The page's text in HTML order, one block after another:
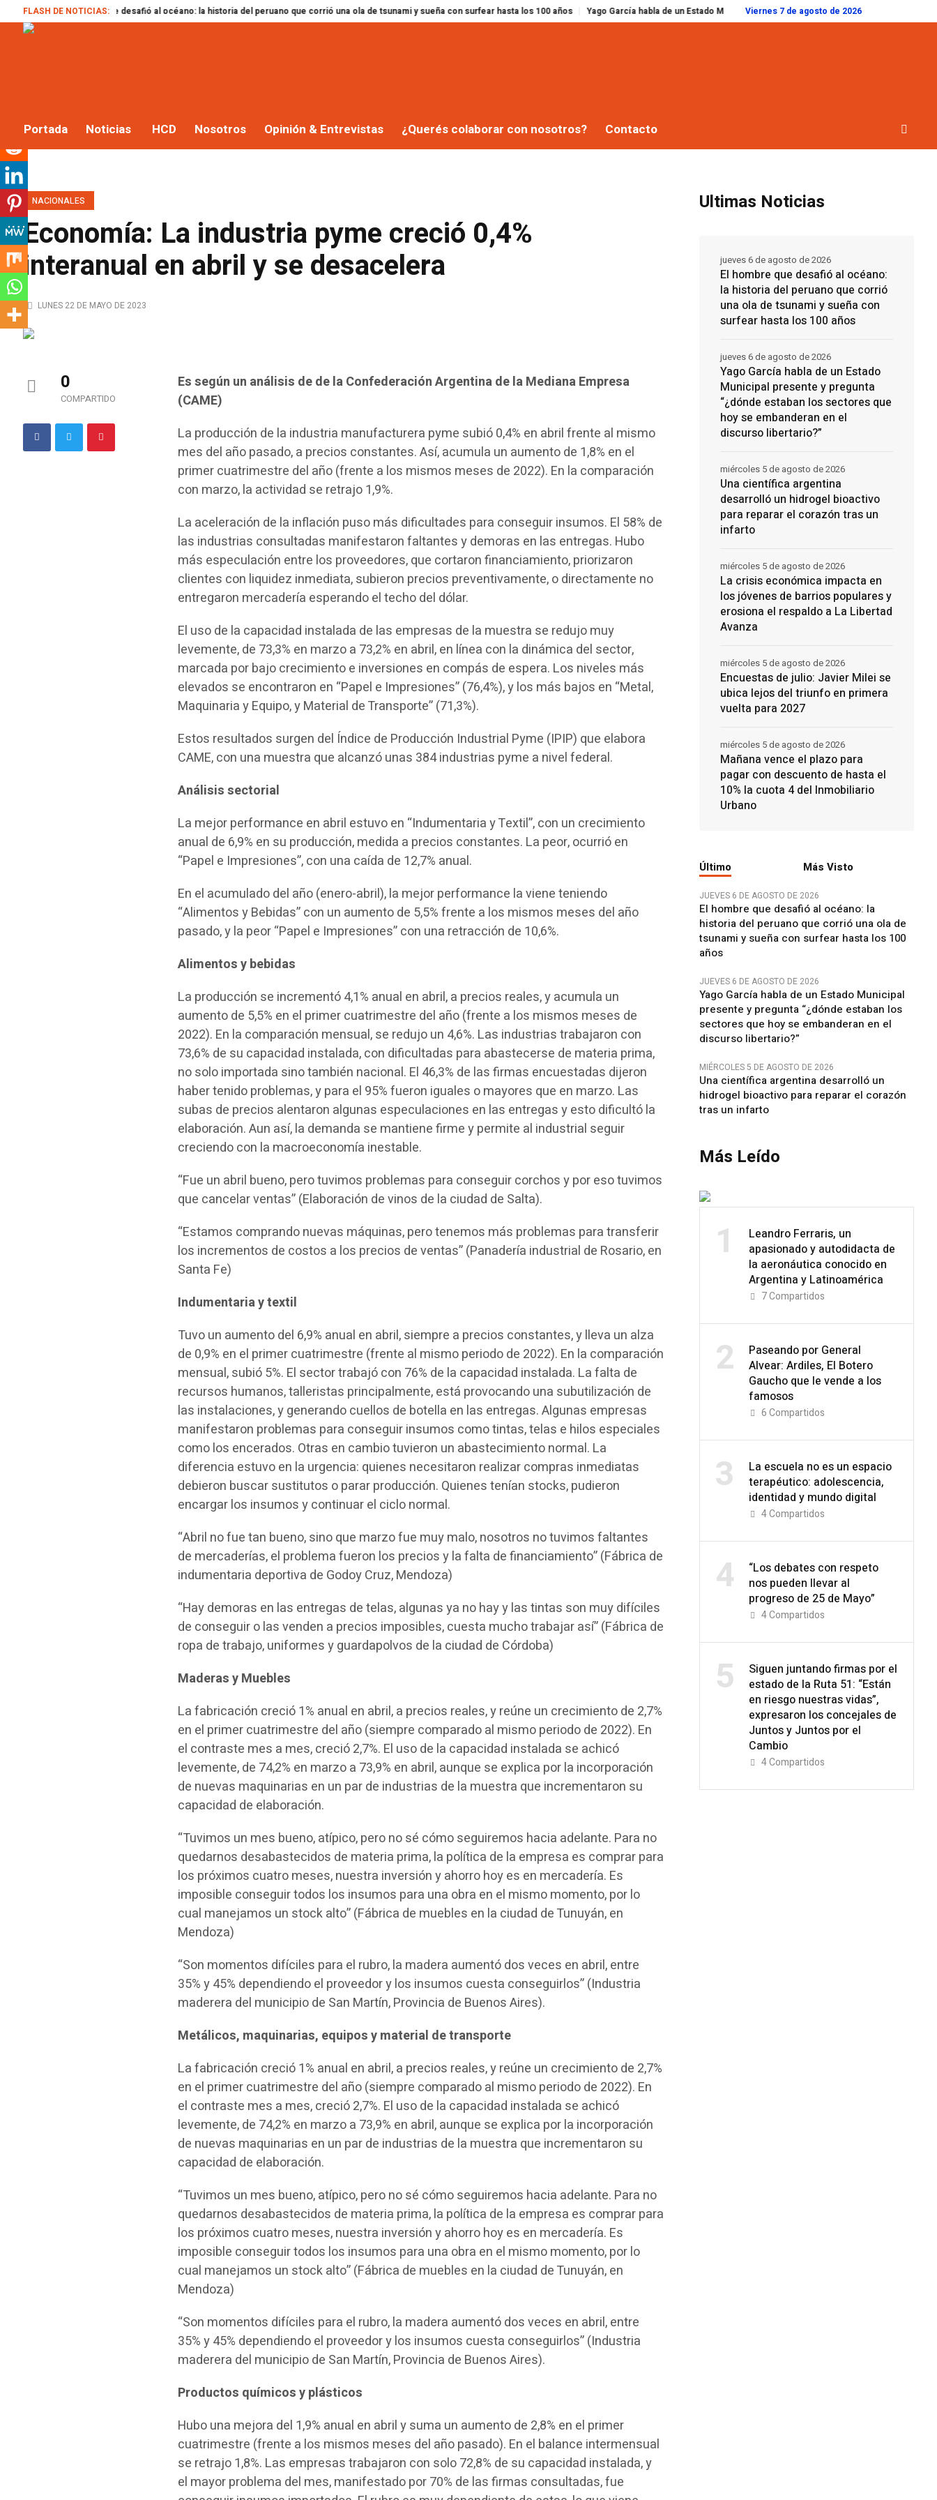
FLASH DE NOTICIAS:
que desafió al océano: la historia del peruano que corrió una ola de tsunami y sueña con surfear hasta los 100 años Yago García habla de un Estado Municipal presente y pregunta “¿dónde estaban los sectores que hoy
Viernes 7 de agosto de 2026
Portada Noticias HCD Nosotros Opinión & Entrevistas ¿Querés colaborar con nosotros? Contacto
NACIONALES
Economía: La industria pyme creció 0,4%
interanual en abril y se desacelera
LUNES 22 DE MAYO DE 2023
0
COMPARTIDO
Es según un análisis de de la Confederación Argentina de la Mediana Empresa
(CAME)
La producción de la industria manufacturera pyme subió 0,4% en abril frente al mismo
mes del año pasado, a precios constantes. Así, acumula un aumento de 1,8% en el
primer cuatrimestre del año (frente a los mismos meses de 2022). En la comparación
con marzo, la actividad se retrajo 1,9%.
La aceleración de la inflación puso más dificultades para conseguir insumos. El 58% de
las industrias consultadas manifestaron faltantes y demoras en las entregas. Hubo
más especulación entre los proveedores, que cortaron financiamiento, priorizaron
clientes con liquidez inmediata, subieron precios preventivamente, o directamente no
entregaron mercadería esperando el techo del dólar.
El uso de la capacidad instalada de las empresas de la muestra se redujo muy
levemente, de 73,3% en marzo a 73,2% en abril, en línea con la dinámica del sector,
marcada por bajo crecimiento e inversiones en compás de espera. Los niveles más
elevados se encontraron en “Papel e Impresiones” (76,4%), y los más bajos en “Metal,
Maquinaria y Equipo, y Material de Transporte” (71,3%).
Estos resultados surgen del Índice de Producción Industrial Pyme (IPIP) que elabora
CAME, con una muestra que alcanzó unas 384 industrias pyme a nivel federal.
Análisis sectorial
La mejor performance en abril estuvo en “Indumentaria y Textil”, con un crecimiento
anual de 6,9% en su producción, medida a precios constantes. La peor, ocurrió en
“Papel e Impresiones”, con una caída de 12,7% anual.
En el acumulado del año (enero-abril), la mejor performance la viene teniendo
“Alimentos y Bebidas” con un aumento de 5,5% frente a los mismos meses del año
pasado, y la peor “Papel e Impresiones” con una retracción de 10,6%.
Alimentos y bebidas
La producción se incrementó 4,1% anual en abril, a precios reales, y acumula un
aumento de 5,5% en el primer cuatrimestre del año (frente a los mismos meses de
2022). En la comparación mensual, se redujo un 4,6%. Las industrias trabajaron con
73,6% de su capacidad instalada, con dificultadas para abastecerse de materia prima,
no solo importada sino también nacional. El 46,3% de las firmas encuestadas dijeron
haber tenido problemas, y para el 95% fueron iguales o mayores que en marzo. Las
subas de precios alentaron algunas especulaciones en las entregas y esto dificultó la
elaboración. Aun así, la demanda se mantiene firme y permite al industrial seguir
creciendo con la macroeconomía inestable.
“Fue un abril bueno, pero tuvimos problemas para conseguir corchos y por eso tuvimos
que cancelar ventas” (Elaboración de vinos de la ciudad de Salta).
“Estamos comprando nuevas máquinas, pero tenemos más problemas para transferir
los incrementos de costos a los precios de ventas” (Panadería industrial de Rosario, en
Santa Fe)
Indumentaria y textil
Tuvo un aumento del 6,9% anual en abril, siempre a precios constantes, y lleva un alza
de 0,9% en el primer cuatrimestre (frente al mismo periodo de 2022). En la comparación
mensual, subió 5%. El sector trabajó con 76% de la capacidad instalada. La falta de
recursos humanos, talleristas principalmente, está provocando una subutilización de
las instalaciones, y generando cuellos de botella en las entregas. Algunas empresas
manifestaron problemas para conseguir insumos como tintas, telas e hilos especiales
como los encerados. Otras en cambio tuvieron un abastecimiento normal. La
diferencia estuvo en la urgencia: quienes necesitaron realizar compras inmediatas
debieron buscar sustitutos o parar producción. Quienes tenían stocks, pudieron
encargar los insumos y continuar el ciclo normal.
“Abril no fue tan bueno, sino que marzo fue muy malo, nosotros no tuvimos faltantes
de mercaderías, el problema fueron los precios y la falta de financiamiento” (Fábrica de
indumentaria deportiva de Godoy Cruz, Mendoza)
“Hay demoras en las entregas de telas, algunas ya no hay y las tintas son muy difíciles
de conseguir o las venden a precios imposibles, cuesta mucho trabajar así” (Fábrica de
ropa de trabajo, uniformes y guardapolvos de la ciudad de Córdoba)
Maderas y Muebles
La fabricación creció 1% anual en abril, a precios reales, y reúne un crecimiento de 2,7%
en el primer cuatrimestre del año (siempre comparado al mismo periodo de 2022). En
el contraste mes a mes, creció 2,7%. El uso de la capacidad instalada se achicó
levemente, de 74,2% en marzo a 73,9% en abril, aunque se explica por la incorporación
de nuevas maquinarias en un par de industrias de la muestra que incrementaron su
capacidad de elaboración.
“Tuvimos un mes bueno, atípico, pero no sé cómo seguiremos hacia adelante. Para no
quedarnos desabastecidos de materia prima, la política de la empresa es comprar para
los próximos cuatro meses, nuestra inversión y ahorro hoy es en mercadería. Es
imposible conseguir todos los insumos para una obra en el mismo momento, por lo
cual manejamos un stock alto” (Fábrica de muebles en la ciudad de Tunuyán, en
Mendoza)
“Son momentos difíciles para el rubro, la madera aumentó dos veces en abril, entre
35% y 45% dependiendo el proveedor y los insumos cuesta conseguirlos” (Industria
maderera del municipio de San Martín, Provincia de Buenos Aires).
Metálicos, maquinarias, equipos y material de transporte
La fabricación creció 1% anual en abril, a precios reales, y reúne un crecimiento de 2,7%
en el primer cuatrimestre del año (siempre comparado al mismo periodo de 2022). En
el contraste mes a mes, creció 2,7%. El uso de la capacidad instalada se achicó
levemente, de 74,2% en marzo a 73,9% en abril, aunque se explica por la incorporación
de nuevas maquinarias en un par de industrias de la muestra que incrementaron su
capacidad de elaboración.
“Tuvimos un mes bueno, atípico, pero no sé cómo seguiremos hacia adelante. Para no
quedarnos desabastecidos de materia prima, la política de la empresa es comprar para
los próximos cuatro meses, nuestra inversión y ahorro hoy es en mercadería. Es
imposible conseguir todos los insumos para una obra en el mismo momento, por lo
cual manejamos un stock alto” (Fábrica de muebles en la ciudad de Tunuyán, en
Mendoza)
“Son momentos difíciles para el rubro, la madera aumentó dos veces en abril, entre
35% y 45% dependiendo el proveedor y los insumos cuesta conseguirlos” (Industria
maderera del municipio de San Martín, Provincia de Buenos Aires).
Productos químicos y plásticos
Hubo una mejora del 1,9% anual en abril y suma un aumento de 2,8% en el primer
cuatrimestre (frente a los mismos meses del año pasado). En el balance intermensual
se retrajo 1,8%. Las empresas trabajaron con solo 72,8% de su capacidad instalada, y
el mayor problema del mes, manifestado por 70% de las firmas consultadas, fue
Ultimas Noticias
El hombre que desafió al océano:
la historia del peruano que corrió
una ola de tsunami y sueña con
surfear hasta los 100 años
jueves 6 de agosto de 2026
Yago García habla de un Estado
Municipal presente y pregunta
“¿dónde estaban los sectores que
hoy se embanderan en el
discurso libertario?”
jueves 6 de agosto de 2026
Una científica argentina
desarrolló un hidrogel bioactivo
para reparar el corazón tras un
infarto
miércoles 5 de agosto de 2026
La crisis económica impacta en
los jóvenes de barrios populares y
erosiona el respaldo a La Libertad
Avanza
miércoles 5 de agosto de 2026
Encuestas de julio: Javier Milei se
ubica lejos del triunfo en primera
vuelta para 2027
miércoles 5 de agosto de 2026
Mañana vence el plazo para
pagar con descuento de hasta el
10% la cuota 4 del Inmobiliario
Urbano
miércoles 5 de agosto de 2026
Último Más Visto
JUEVES 6 DE AGOSTO DE 2026
El hombre que desafió al océano: la
historia del peruano que corrió una ola de
tsunami y sueña con surfear hasta los 100
años
JUEVES 6 DE AGOSTO DE 2026
Yago García habla de un Estado Municipal
presente y pregunta “¿dónde estaban los
sectores que hoy se embanderan en el
discurso libertario?”
MIÉRCOLES 5 DE AGOSTO DE 2026
Una científica argentina desarrolló un
hidrogel bioactivo para reparar el corazón
tras un infarto
Más Leído
1
Leandro Ferraris, un
apasionado y autodidacta de
la aeronáutica conocido en
Argentina y Latinoamérica
7Compartidos
2
Paseando por General
Alvear: Ardiles, El Botero
Gaucho que le vende a los
famosos
6Compartidos
3
La escuela no es un espacio
terapéutico: adolescencia,
identidad y mundo digital
4Compartidos
4
“Los debates con respeto
nos pueden llevar al
progreso de 25 de Mayo”
4Compartidos
5
Siguen juntando firmas por el
estado de la Ruta 51: “Están
en riesgo nuestras vidas”,
expresaron los concejales de
Juntos y Juntos por el
Cambio
4Compartidos